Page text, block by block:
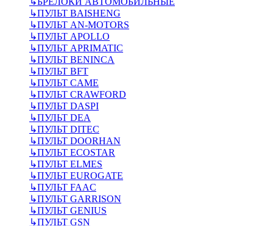
↳ПУЛЬТ BAISHENG
↳ПУЛЬТ AN-MOTORS
↳ПУЛЬТ APOLLO
↳ПУЛЬТ APRIMATIC
↳ПУЛЬТ BENINCA
↳ПУЛЬТ BFT
↳ПУЛЬТ CAME
↳ПУЛЬТ CRAWFORD
↳ПУЛЬТ DASPI
↳ПУЛЬТ DEA
↳ПУЛЬТ DITEC
↳ПУЛЬТ DOORHAN
↳ПУЛЬТ ECOSTAR
↳ПУЛЬТ ELMES
↳ПУЛЬТ EUROGATE
↳ПУЛЬТ FAAC
↳ПУЛЬТ GARRISON
↳ПУЛЬТ GENIUS
↳ПУЛЬТ GSN